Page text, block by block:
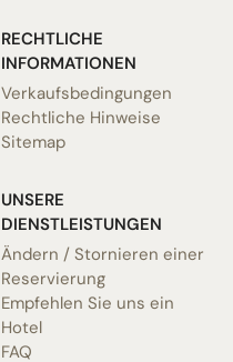
RECHTLICHE
INFORMATIONEN
Verkaufsbedingungen
Rechtliche Hinweise
Sitemap
UNSERE
DIENSTLEISTUNGEN
Ändern / Stornieren einer
Reservierung
Empfehlen Sie uns ein
Hotel
FAQ